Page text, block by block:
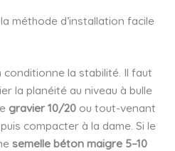
méthode d’installation facile
la stabilité. Il faut
la planéité au niveau à bulle
gravier 10/20ou tout-venant
compacter à la dame. Si le
semelle béton maigre 5–10